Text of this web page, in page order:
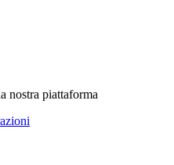
nostra piattaforma